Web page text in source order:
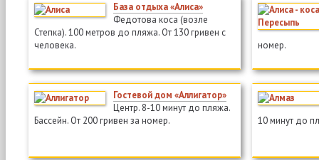
База отдыха «Алиса»
Федотова коса (возле
Степка). 100 метров до пляжа. От 130 гривен с
человека.
номер.
Гостевой дом «Аллигатор»
Центр. 8-10 минут до пляжа.
Бассейн. От 200 гривен за номер.
10 минут до